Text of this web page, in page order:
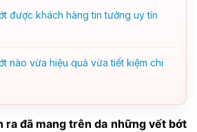
được khách hàng tin tưởng uy tín
nào vừa hiệu quả vừa tiết kiệm chi
ra đã mang trên da những vết bớt